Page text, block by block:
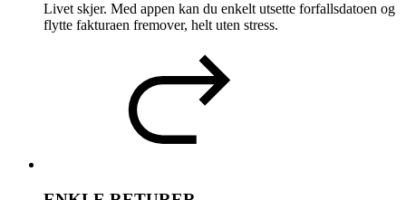
Livet skjer. Med appen kan du enkelt utsette forfallsdatoen og
flytte fakturaen fremover, helt uten stress.